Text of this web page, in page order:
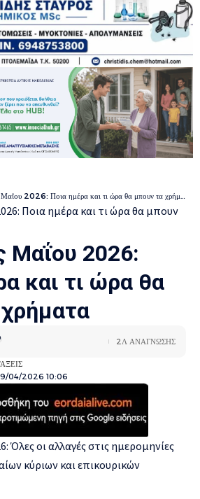
Μαΐου 2026: Ποια ημέρα και τι ώρα θα μπουν τα χρήματα
Μαΐου 2026:
και τι ώρα θα
04/2026 10:06
2Λ ΑΝΑΓΝΩΣΗΣ
Όλες οι αλλαγές στις ημερομηνίες
κύριων και επικουρικών